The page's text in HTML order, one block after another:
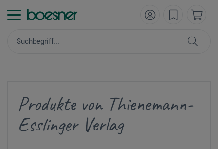
Produkte von Thienemann-
Esslinger Verlag